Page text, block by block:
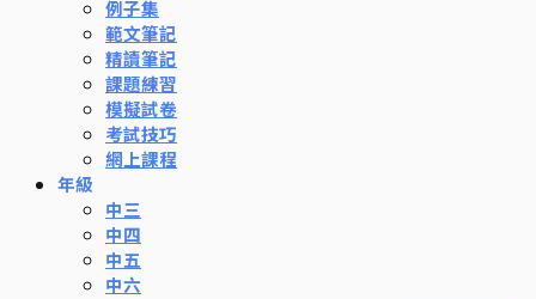
例子集
範文筆記
精讀筆記
課題練習
模擬試卷
考試技巧
網上課程
年級
中三
中四
中五
中六